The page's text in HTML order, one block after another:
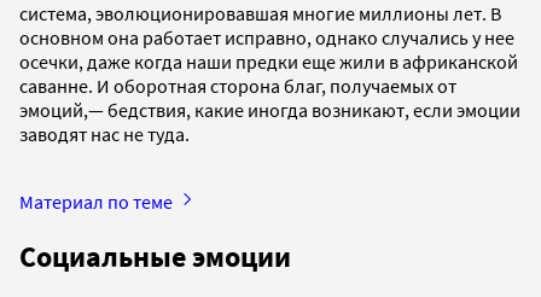
система, эволюционировавшая многие миллионы лет. В
основном она работает исправно, однако случались у нее
осечки, даже когда наши предки еще жили в африканской
саванне. И оборотная сторона благ, получаемых от
эмоций,— бедствия, какие иногда возникают, если эмоции
заводят нас не туда.
Материал по теме
Социальные эмоции